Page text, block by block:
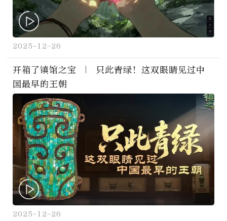
2025-12-26
开箱了镇馆之宝 ｜ 只此青绿！这双眼睛见过中
国最早的王朝
2025-12-26